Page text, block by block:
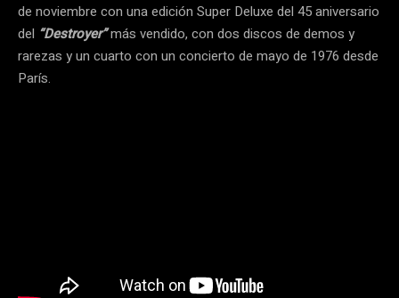
de noviembre con una edición Super Deluxe del 45 aniversario
del “Destroyer”más vendido, con dos discos de demos y
rarezas y un cuarto con un concierto de mayo de 1976 desde
París.